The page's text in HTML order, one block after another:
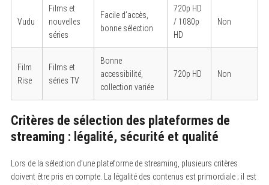
Vudu
Films et
nouvelles
séries
Facile d’accès,
bonne sélection
720p HD
/ 1080p
HD
Non
Film
Rise
Films et
séries TV
Bonne
accessibilité,
collection variée
720p HD Non
Critères de sélection des plateformes de
streaming : légalité, sécurité et qualité
Lors de la sélection d’une plateforme de streaming, plusieurs critères
doivent être pris en compte. La légalité des contenus est primordiale ; il est